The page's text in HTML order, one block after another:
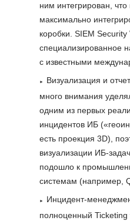
ним интегрирован, что
максимально
коробки. SIEM
специализированное
с известными
Визуализация и
много внимания
одним из первых
инцидентов ИБ
есть проекция 3D),
визуализации ИБ-
подошло к
системам (например,
Инцидент-
полноценный Ticketing